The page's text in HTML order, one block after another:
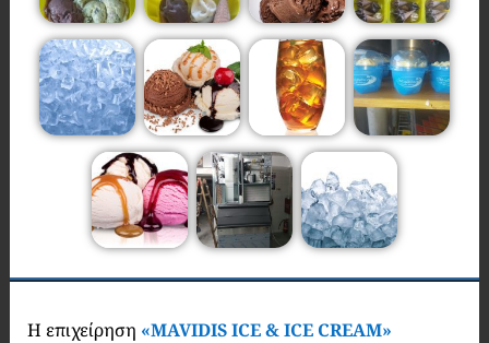
Η επιχείρηση «MAVIDIS ICE & ICE CREAM»